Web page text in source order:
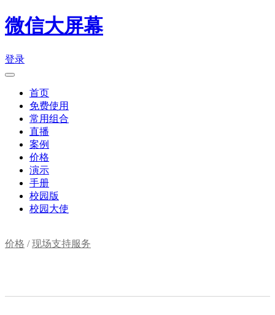
微信大屏幕
登录
首页
免费使用
常用组合
直播
案例
价格
演示
手册
校园版
校园大使
价格 /现场支持服务